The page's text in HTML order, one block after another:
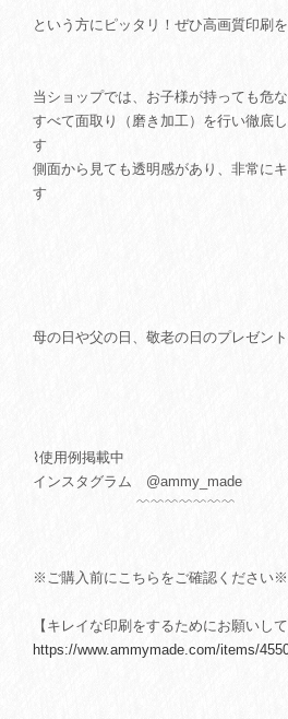
という方にピッタリ！ぜひ高画質印刷
当ショップでは、お子様が持っても危
すべて面取り（磨き加工）を行い徹底
す
側面から見ても透明感があり、非常に
す
母の日や父の日、敬老の日のプレゼン
⌇使用例掲載中
インスタグラム @ammy_made
﹌﹌﹌﹌﹌﹌﹌
※ご購入前にこちらをご確認ください※
【キレイな印刷をするためにお願いして
https://www.ammymade.com/items/